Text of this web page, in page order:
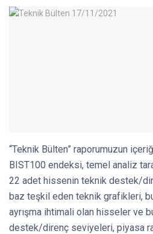
“Teknik Bülten” raporumuzun
BIST100 endeksi, temel analiz
22 adet hissenin teknik destek/
baz teşkil eden teknik grafikleri,
ayrışma ihtimali olan hisseler ve
destek/direnç seviyeleri, piyasa